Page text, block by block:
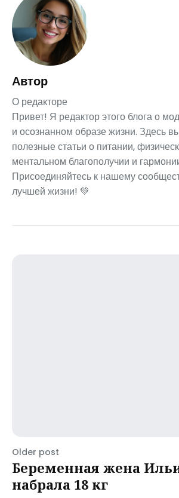
Автор
О редакторе
Привет! Я редактор этого блога о
и осознанном образе жизни. Здесь
полезные статьи о питании,
ментальном благополучии и
Присоединяйтесь к нашему
лучшей жизни! 💚
Older post
Беременная жена
набрала 18 кг